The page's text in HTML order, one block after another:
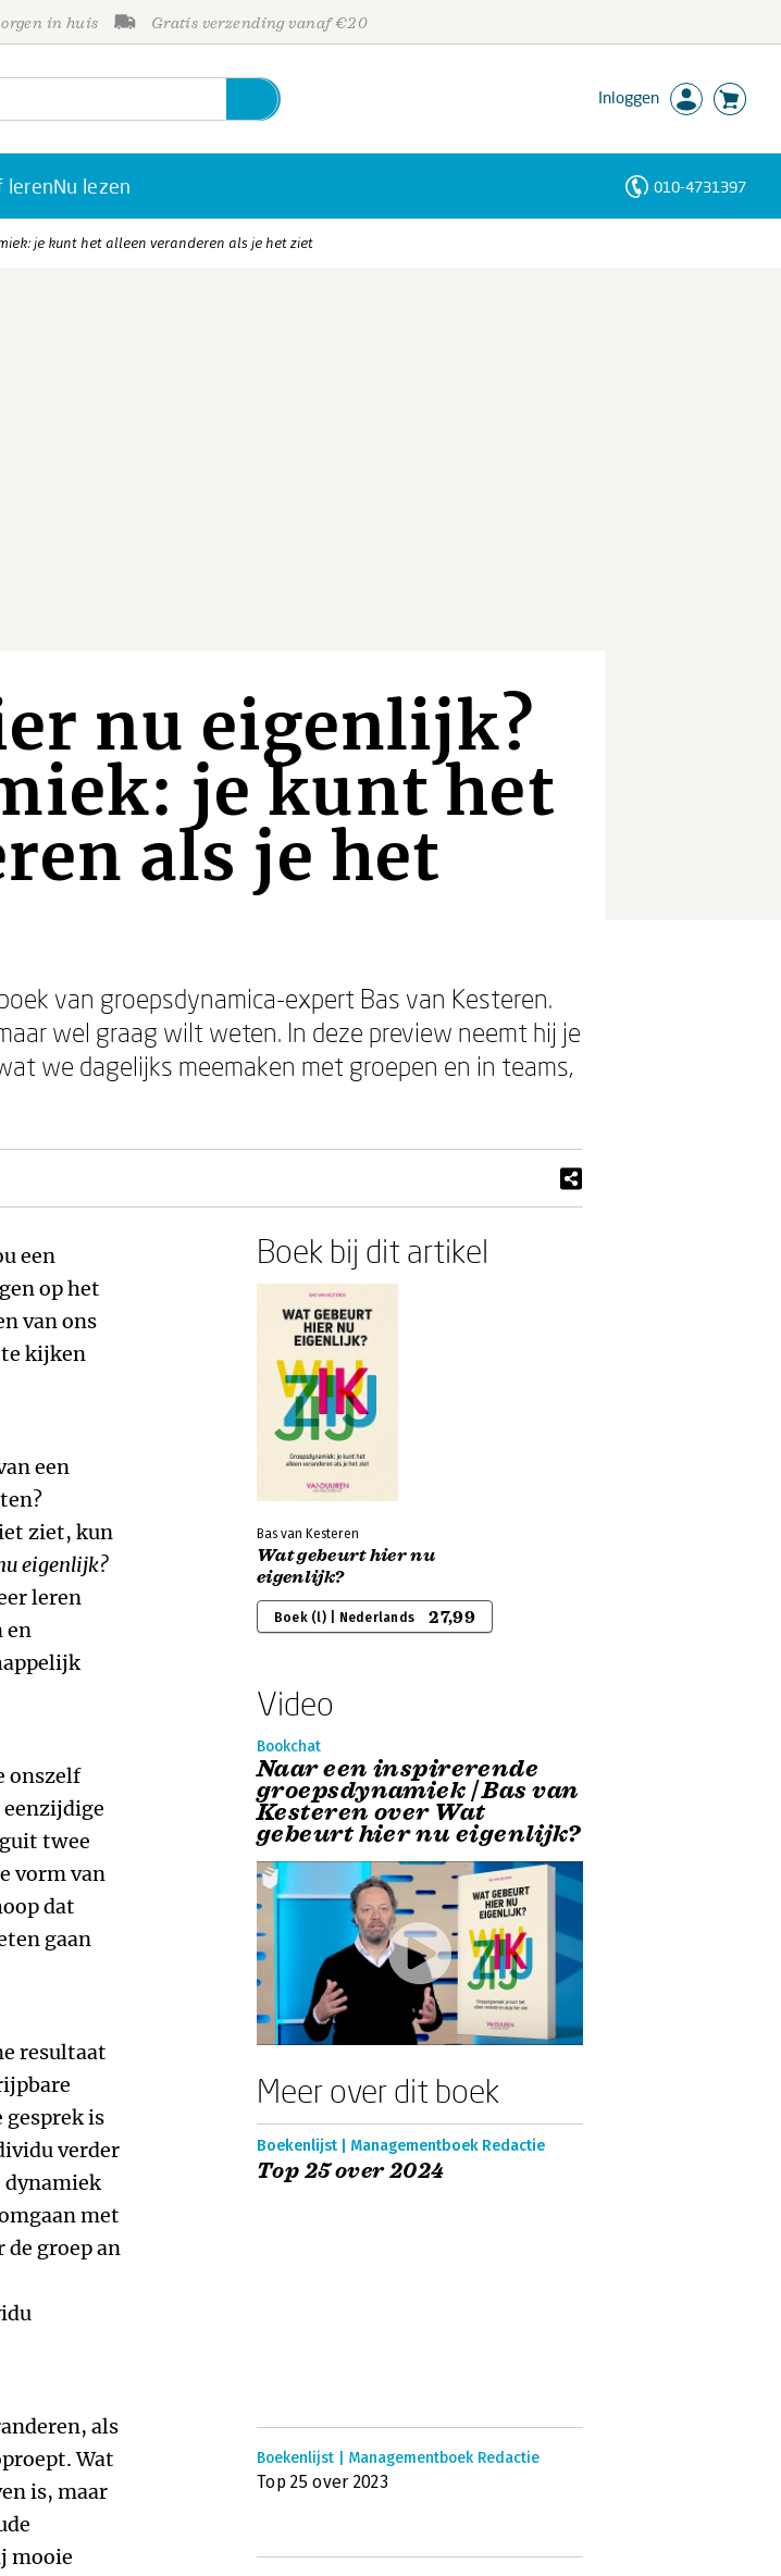
in huis Gratis verzending vanaf €20
Inloggen
lerenNu lezen 010-4731397
je kunt het alleen veranderen als je het ziet
nu eigenlijk?
je kunt het
als je het
van groepsdynamica-expert Bas van Kesteren.
wel graag wilt weten. In deze preview neemt hij je
we dagelijks meemaken met groepen en in teams,
een
op het
van ons
kijken
een
ziet, kun
eigenlijk?
leren
en
onszelf
twee
vorm van
dat
gaan
resultaat
gesprek is
verder
dynamiek
met
de groep an
als
Wat
is, maar
mooie
Boek bij dit artikel
Bas van Kesteren
Wat gebeurt hier nu
eigenlijk?
Boek (l) | Nederlands 27,99
Video
Bookchat
Naar een inspirerende
groepsdynamiek | Bas van
Kesteren over Wat
gebeurt hier nu eigenlijk?
Meer over dit boek
Boekenlijst | Managementboek Redactie
Top 25 over 2024
Boekenlijst | Managementboek Redactie
Top 25 over 2023
Personen